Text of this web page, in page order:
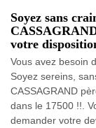
Soyez sans
votre
Vous avez besoin
Soyez sereins,
CASSAGRAND
dans le 17500 !!.
demander votre